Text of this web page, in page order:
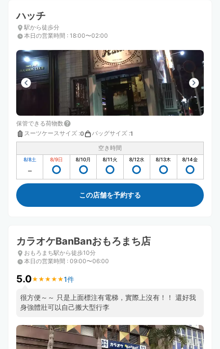
ハッチ
駅から徒歩分
本日の営業時間 : 18:00〜02:00
保管できる荷物数
スーツケースサイズ :0 バッグサイズ :1
空き時間
8/8土 8/9日 8/10月 8/11火 8/12水 8/13木 8/14金
この店舗を予約する
カラオケBanBanおもろまち店
おもろまち駅から徒歩10分
本日の営業時間 : 09:00〜06:00
5.0★ ★ ★ ★ ★
★ ★ ★ ★ ★1件
很方便～～ 只是上面標注有電梯，實際上沒有！！ 還好我
身強體壯可以自己搬大型行李